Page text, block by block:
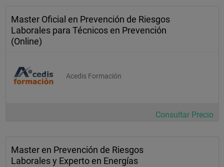
Master Oficial en Prevención de Riesgos
Laborales para Técnicos en Prevención
(Online)
Acedis Formación
Consultar Precio
Master en Prevención de Riesgos
Laborales y Experto en Energías